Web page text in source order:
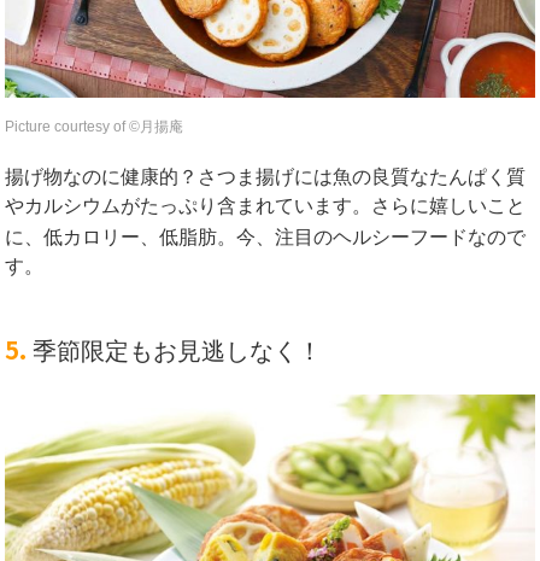
Picture courtesy of ©︎月揚庵
揚げ物なのに健康的？さつま揚げには魚の良質なたんぱく質
やカルシウムがたっぷり含まれています。さらに嬉しいこと
に、低カロリー、低脂肪。今、注目のヘルシーフードなので
す。
5.季節限定もお見逃しなく！